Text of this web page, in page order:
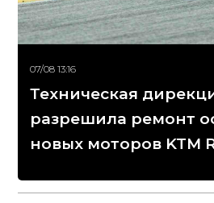
07/08 13:16
Техническая
разрешила ремонт
новых моторов KTM